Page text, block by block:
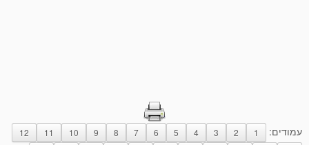
עמודים: 1
2
3
4
5
6
7
8
9
10
11
12